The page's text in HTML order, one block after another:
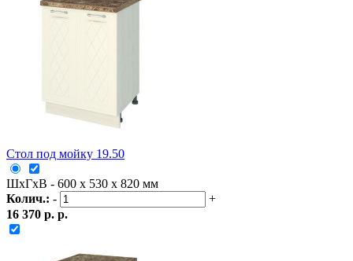
Стол под мойку 19.50
ШxГxВ - 600 x 530 x 820 мм
Колич.: -
+
16 370 р. р.